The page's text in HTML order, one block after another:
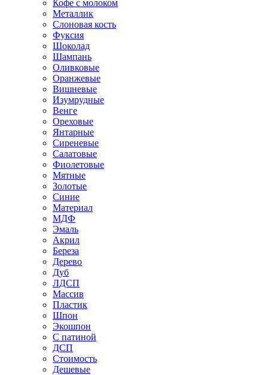
Кофе с молоком
Металлик
Слоновая кость
Фуксия
Шоколад
Шампань
Оливковые
Оранжевые
Вишневые
Изумрудные
Венге
Ореховые
Янтарные
Сиреневые
Салатовые
Фиолетовые
Мятные
Золотые
Синие
Материал
МДФ
Эмаль
Акрил
Береза
Дерево
Дуб
ЛДСП
Массив
Пластик
Шпон
Экошпон
С патиной
ДСП
Стоимость
Дешевые